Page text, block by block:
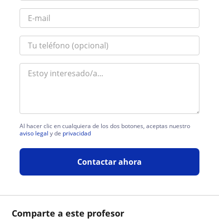
Comparte a este profesor
Al hacer clic en cualquiera de los dos botones, aceptas nuestro
aviso legal y de privacidad
Contactar ahora